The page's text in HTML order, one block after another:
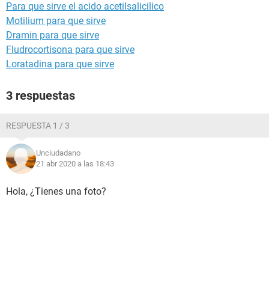
Para que sirve el acido acetilsalicilico
Motilium para que sirve
Dramin para que sirve
Fludrocortisona para que sirve
Loratadina para que sirve
3 respuestas
RESPUESTA 1 / 3
Unciudadano
21 abr 2020 a las 18:43
Hola, ¿Tienes una foto?